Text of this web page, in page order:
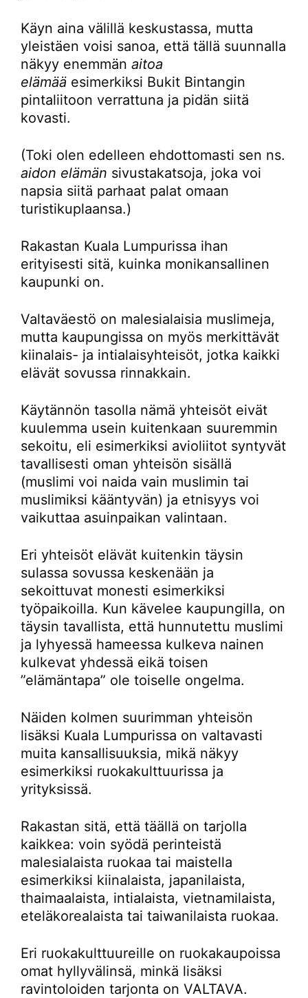
Käyn aina välillä keskustassa, mutta
yleistäen voisi sanoa, että tällä suunnalla
näkyy enemmän aitoa
elämää esimerkiksi Bukit Bintangin
pintaliitoon verrattuna ja pidän siitä
kovasti.
(Toki olen edelleen ehdottomasti sen ns.
aidon elämän sivustakatsoja, joka voi
napsia siitä parhaat palat omaan
turistikuplaansa.)
Rakastan Kuala Lumpurissa ihan
erityisesti sitä, kuinka monikansallinen
kaupunki on.
Valtaväestö on malesialaisia muslimeja,
mutta kaupungissa on myös merkittävät
kiinalais- ja intialaisyhteisöt, jotka kaikki
elävät sovussa rinnakkain.
Käytännön tasolla nämä yhteisöt eivät
kuulemma usein kuitenkaan suuremmin
sekoitu, eli esimerkiksi avioliitot syntyvät
tavallisesti oman yhteisön sisällä
(muslimi voi naida vain muslimin tai
muslimiksi kääntyvän) ja etnisyys voi
vaikuttaa asuinpaikan valintaan.
Eri yhteisöt elävät kuitenkin täysin
sulassa sovussa keskenään ja
sekoittuvat monesti esimerkiksi
työpaikoilla. Kun kävelee kaupungilla, on
täysin tavallista, että hunnutettu muslimi
ja lyhyessä hameessa kulkeva nainen
kulkevat yhdessä eikä toisen
”elämäntapa” ole toiselle ongelma.
Näiden kolmen suurimman yhteisön
lisäksi Kuala Lumpurissa on valtavasti
muita kansallisuuksia, mikä näkyy
esimerkiksi ruokakulttuurissa ja
yrityksissä.
Rakastan sitä, että täällä on tarjolla
kaikkea: voin syödä perinteistä
malesialaista ruokaa tai maistella
esimerkiksi kiinalaista, japanilaista,
thaimaalaista, intialaista, vietnamilaista,
eteläkorealaista tai taiwanilaista ruokaa.
Eri ruokakulttuureille on ruokakaupoissa
omat hyllyvälinsä, minkä lisäksi
ravintoloiden tarjonta on VALTAVA.